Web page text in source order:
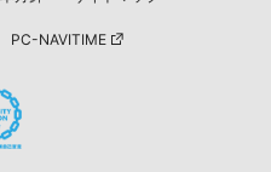
PC-NAVITIME